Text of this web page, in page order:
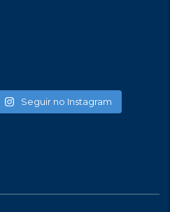
Seguir no Instagram